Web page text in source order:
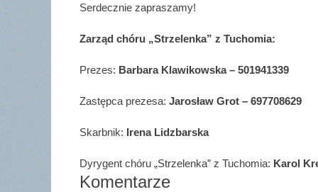
Serdecznie zapraszamy!
Zarząd chóru „Strzelenka” z Tuchomia:
Prezes: Barbara Klawikowska – 501941339
Zastępca prezesa: Jarosław Grot – 697708629
Skarbnik: Irena Lidzbarska
Dyrygent chóru „Strzelenka” z Tuchomia: Karol
Komentarze